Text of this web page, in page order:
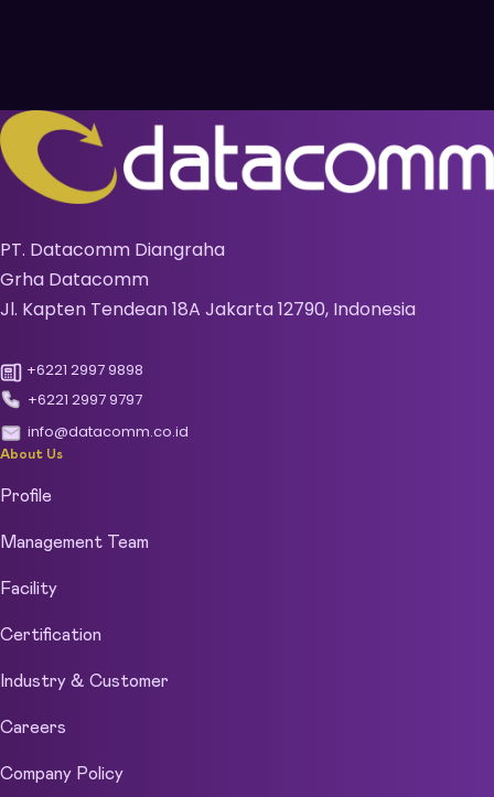
PT. Datacomm Diangraha
Grha Datacomm
Jl. Kapten Tendean 18A Jakarta 12790, Indonesia
+6221 2997 9898
+6221 2997 9797
info@datacomm.co.id
About Us
Profile
Management Team
Facility
Certification
Industry & Customer
Careers
Company Policy